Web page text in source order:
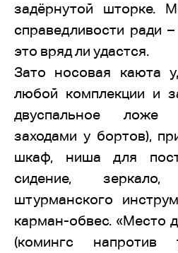
задёрнутой шторке.
справедливости ради
это вряд ли удастся.
Зато носовая каюта
любой комплекции и
двуспальное ложе
заходами у бортов),
шкаф, ниша для
сидение,
штурманского
карман-обвес. «Место
(комингс напротив